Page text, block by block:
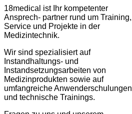
18medical ist Ihr kompetenter
Ansprech- partner rund um Training,
Service und Projekte in der
Medizintechnik.
Wir sind spezialisiert auf
Instandhaltungs- und
Instandsetzungsarbeiten von
Medizinprodukten sowie auf
umfangreiche Anwenderschulungen
und technische Trainings.